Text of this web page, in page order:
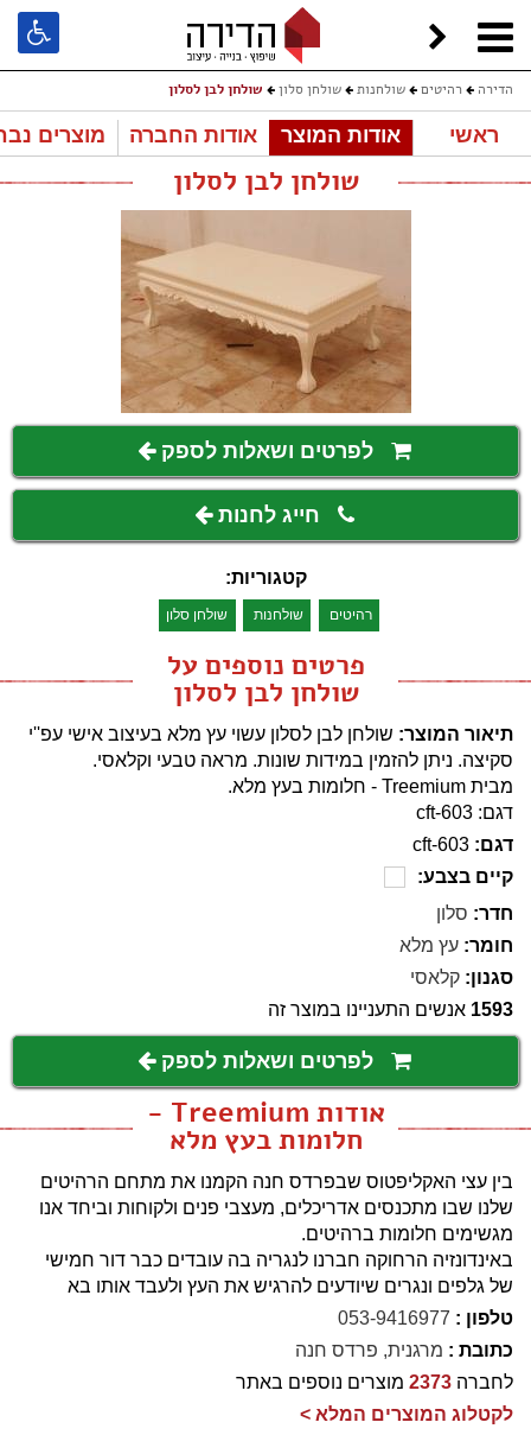
הדירה רהיטים שולחנות שולחן סלון שולחן לבן לסלון
ראשי אודות המוצר אודות החברה מוצרים
שולחן לבן לסלון
לפרטים ושאלות לספק
חייג לחנות
קטגוריות:
רהיטים שולחנות שולחן סלון
פרטים נוספים על
שולחן לבן לסלון
תיאור המוצר: שולחן לבן לסלון עשוי עץ מלא בעיצוב אישי עפ''י
סקיצה. ניתן להזמין במידות שונות. מראה טבעי וקלאסי.
מבית Treemium - חלומות בעץ מלא.
דגם: cft-603
דגם: cft-603
קיים בצבע:
חדר: סלון
חומר: עץ מלא
סגנון: קלאסי
1593 אנשים התעניינו במוצר זה
לפרטים ושאלות לספק
אודות Treemium -
חלומות בעץ מלא
בין עצי האקליפטוס שבפרדס חנה הקמנו את מתחם הרהיטים
שלנו שבו מתכנסים אדריכלים, מעצבי פנים ולקוחות וביחד אנו
מגשימים חלומות ברהיטים.
באינדונזיה הרחוקה חברנו לנגריה בה עובדים כבר דור חמישי
של גלפים ונגרים שיודעים להרגיש את העץ ולעבד אותו בא
טלפון : 053-9416977
כתובת : מרגנית, פרדס חנה
לחברה 2373 מוצרים נוספים באתר
לקטלוג המוצרים המלא >